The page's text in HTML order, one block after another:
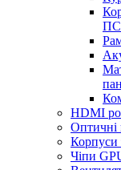
HDMI
Оптичні
Корпуси
Чіпи